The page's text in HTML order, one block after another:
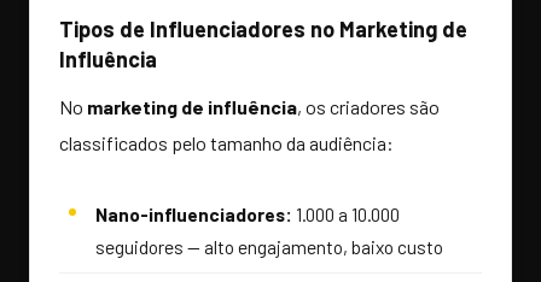
Tipos de Influenciadores no Marketing de
Influência
No marketing de influência, os criadores são
classificados pelo tamanho da audiência:
Nano-influenciadores: 1.000 a 10.000
seguidores — alto engajamento, baixo custo